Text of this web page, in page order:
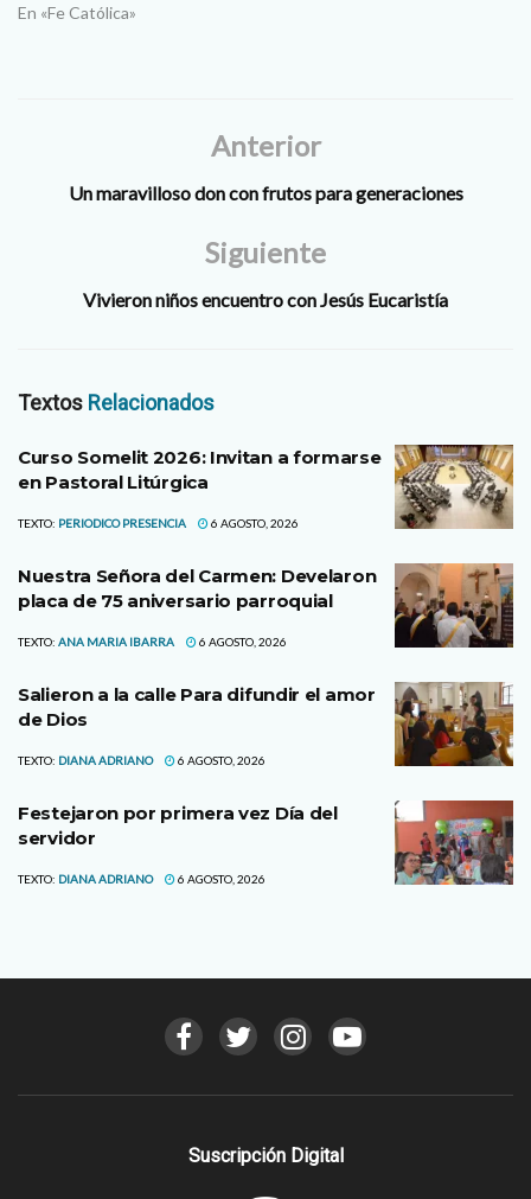
En «Fe Católica»
Anterior
Un maravilloso don con frutos para generaciones
Siguiente
Vivieron niños encuentro con Jesús Eucaristía
Textos Relacionados
Curso Somelit 2026: Invitan a formarse
en Pastoral Litúrgica
TEXTO: PERIODICO PRESENCIA 6 AGOSTO, 2026
Nuestra Señora del Carmen: Develaron
placa de 75 aniversario parroquial
TEXTO: ANA MARIA IBARRA 6 AGOSTO, 2026
Salieron a la calle Para difundir el amor
de Dios
TEXTO: DIANA ADRIANO 6 AGOSTO, 2026
Festejaron por primera vez Día del
servidor
TEXTO: DIANA ADRIANO 6 AGOSTO, 2026
Suscripción Digital